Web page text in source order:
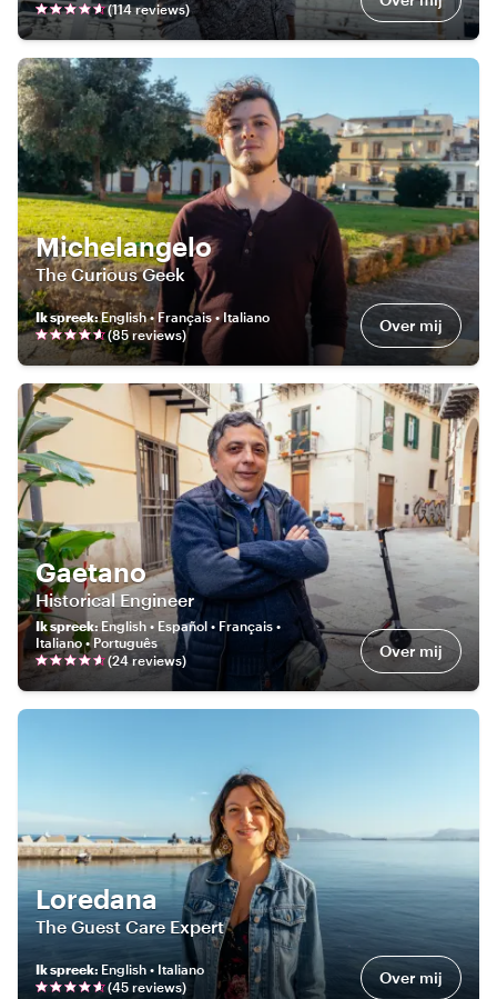
(114reviews)
Michelangelo
The Curious Geek
Ik spreek:English • Français • Italiano
(85reviews) Over mij
Gaetano
Historical Engineer
Ik spreek:English • Español • Français •
Italiano • Português
(24 reviews) Over mij
Loredana
The Guest Care Expert
Ik spreek: English • Italiano
(45 reviews) Over mij